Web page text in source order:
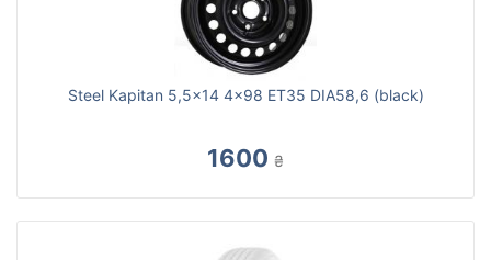
Steel Kapitan 5,5x14 4x98 ET35 DIA58,6 (black)
1600 ₴